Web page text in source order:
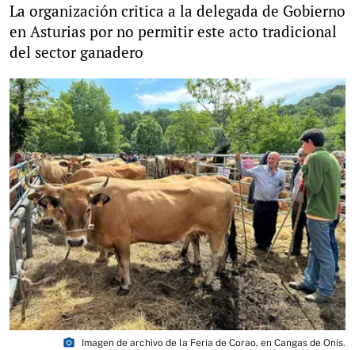
La organización critica a la delegada de Gobierno
en Asturias por no permitir este acto tradicional
del sector ganadero
photo_camera Imagen de archivo de la Feria de Corao, en Cangas de Onís.